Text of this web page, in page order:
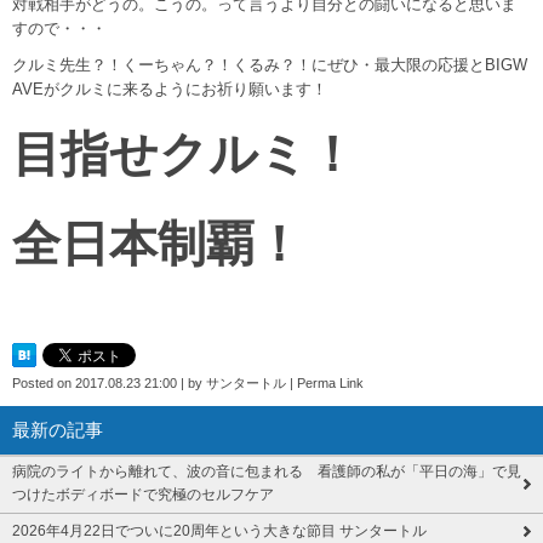
対戦相手がどうの。こうの。って言うより自分との闘いになると思いま
すので・・・
クルミ先生？！くーちゃん？！くるみ？！にぜひ・最大限の応援とBIGW
AVEがクルミに来るようにお祈り願います！
目指せクルミ！
全日本制覇！
Posted on 2017.08.23 21:00 by サンタートル Perma Link
最新の記事
病院のライトから離れて、波の音に包まれる 看護師の私が「平日の海」で見
つけたボディボードで究極のセルフケア
2026年4月22日でついに20周年という大きな節目 サンタートル